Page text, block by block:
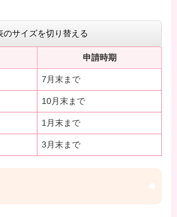
のサイズを切り替える
申請時期
7月末まで
10月末まで
1月末まで
3月末まで